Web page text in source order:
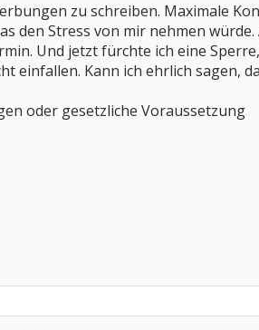
zu schreiben. Maximale
den Stress von mir nehmen
Und jetzt fürchte ich eine
einfallen. Kann ich ehrlich sagen,
oder gesetzliche Voraussetzung